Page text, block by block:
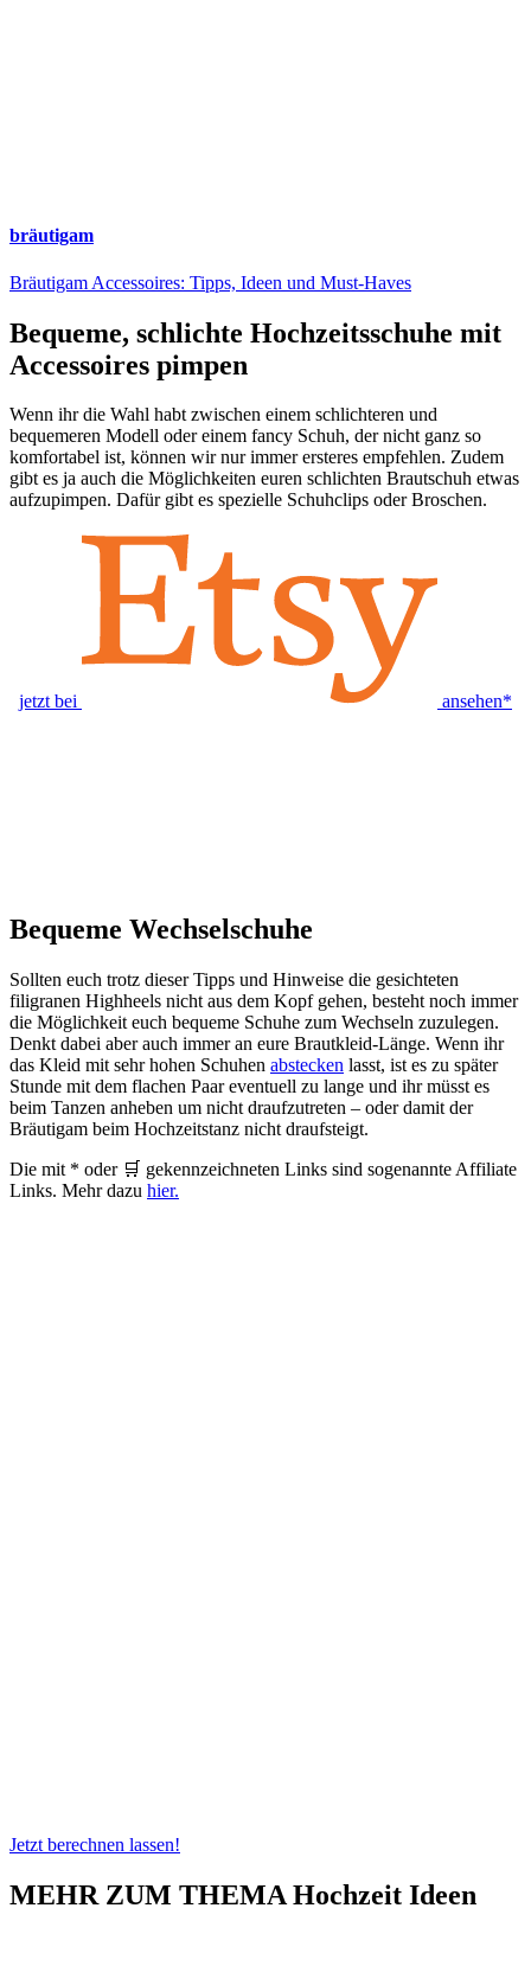
bräutigam
Bräutigam Accessoires: Tipps, Ideen und Must-Haves
Bequeme, schlichte Hochzeitsschuhe mit
Accessoires pimpen
Wenn ihr die Wahl habt zwischen einem schlichteren und
bequemeren Modell oder einem fancy Schuh, der nicht ganz so
komfortabel ist, können wir nur immer ersteres empfehlen. Zudem
gibt es ja auch die Möglichkeiten euren schlichten Brautschuh etwas
aufzupimpen. Dafür gibt es spezielle Schuhclips oder Broschen.
jetzt bei ansehen*
Bequeme Wechselschuhe
Sollten euch trotz dieser Tipps und Hinweise die gesichteten
filigranen Highheels nicht aus dem Kopf gehen, besteht noch immer
die Möglichkeit euch bequeme Schuhe zum Wechseln zuzulegen.
Denkt dabei aber auch immer an eure Brautkleid-Länge. Wenn ihr
das Kleid mit sehr hohen Schuhen abstecken lasst, ist es zu später
Stunde mit dem flachen Paar eventuell zu lange und ihr müsst es
beim Tanzen anheben um nicht draufzutreten – oder damit der
Bräutigam beim Hochzeitstanz nicht draufsteigt.
Die mit * oder 🛒 gekennzeichneten Links sind sogenannte Affiliate
Links. Mehr dazu hier.
Jetzt berechnen lassen!
MEHR ZUM THEMA Hochzeit Ideen